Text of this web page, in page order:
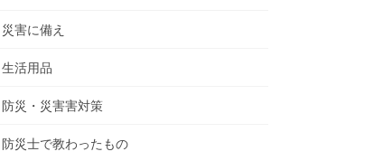
災害に備え
生活用品
防災・災害害対策
防災士で教わったもの